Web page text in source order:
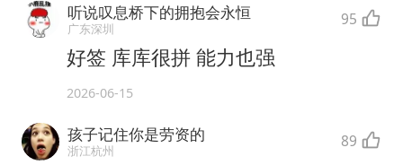
听说叹息桥下的拥抱会永恒
广东深圳 95
好签 库库很拼 能力也强
2026-06-15
孩子记住你是劳资的
浙江杭州 89